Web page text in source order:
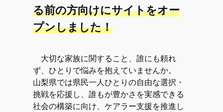
る前の方向けにサイトをオー
プンしました！
大切な家族に関すること、誰にも頼れ
ず、ひとりで悩みを抱えていませんか。
山梨県では県民一人ひとりの自由な選択・
挑戦を応援し、誰もが豊かさを実感できる
社会の構築に向け、ケアラー支援を推進し